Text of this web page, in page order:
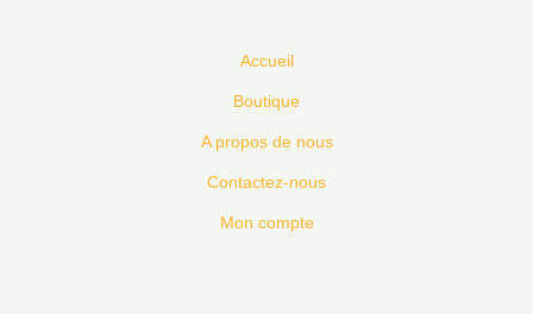
Accueil
Boutique
A propos de nous
Contactez-nous
Mon compte